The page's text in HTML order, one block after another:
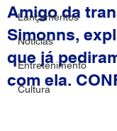
Lançamentos
Notícias
Entretenimento
Cultura
Amigo da
Simonns,
que já
com ela.